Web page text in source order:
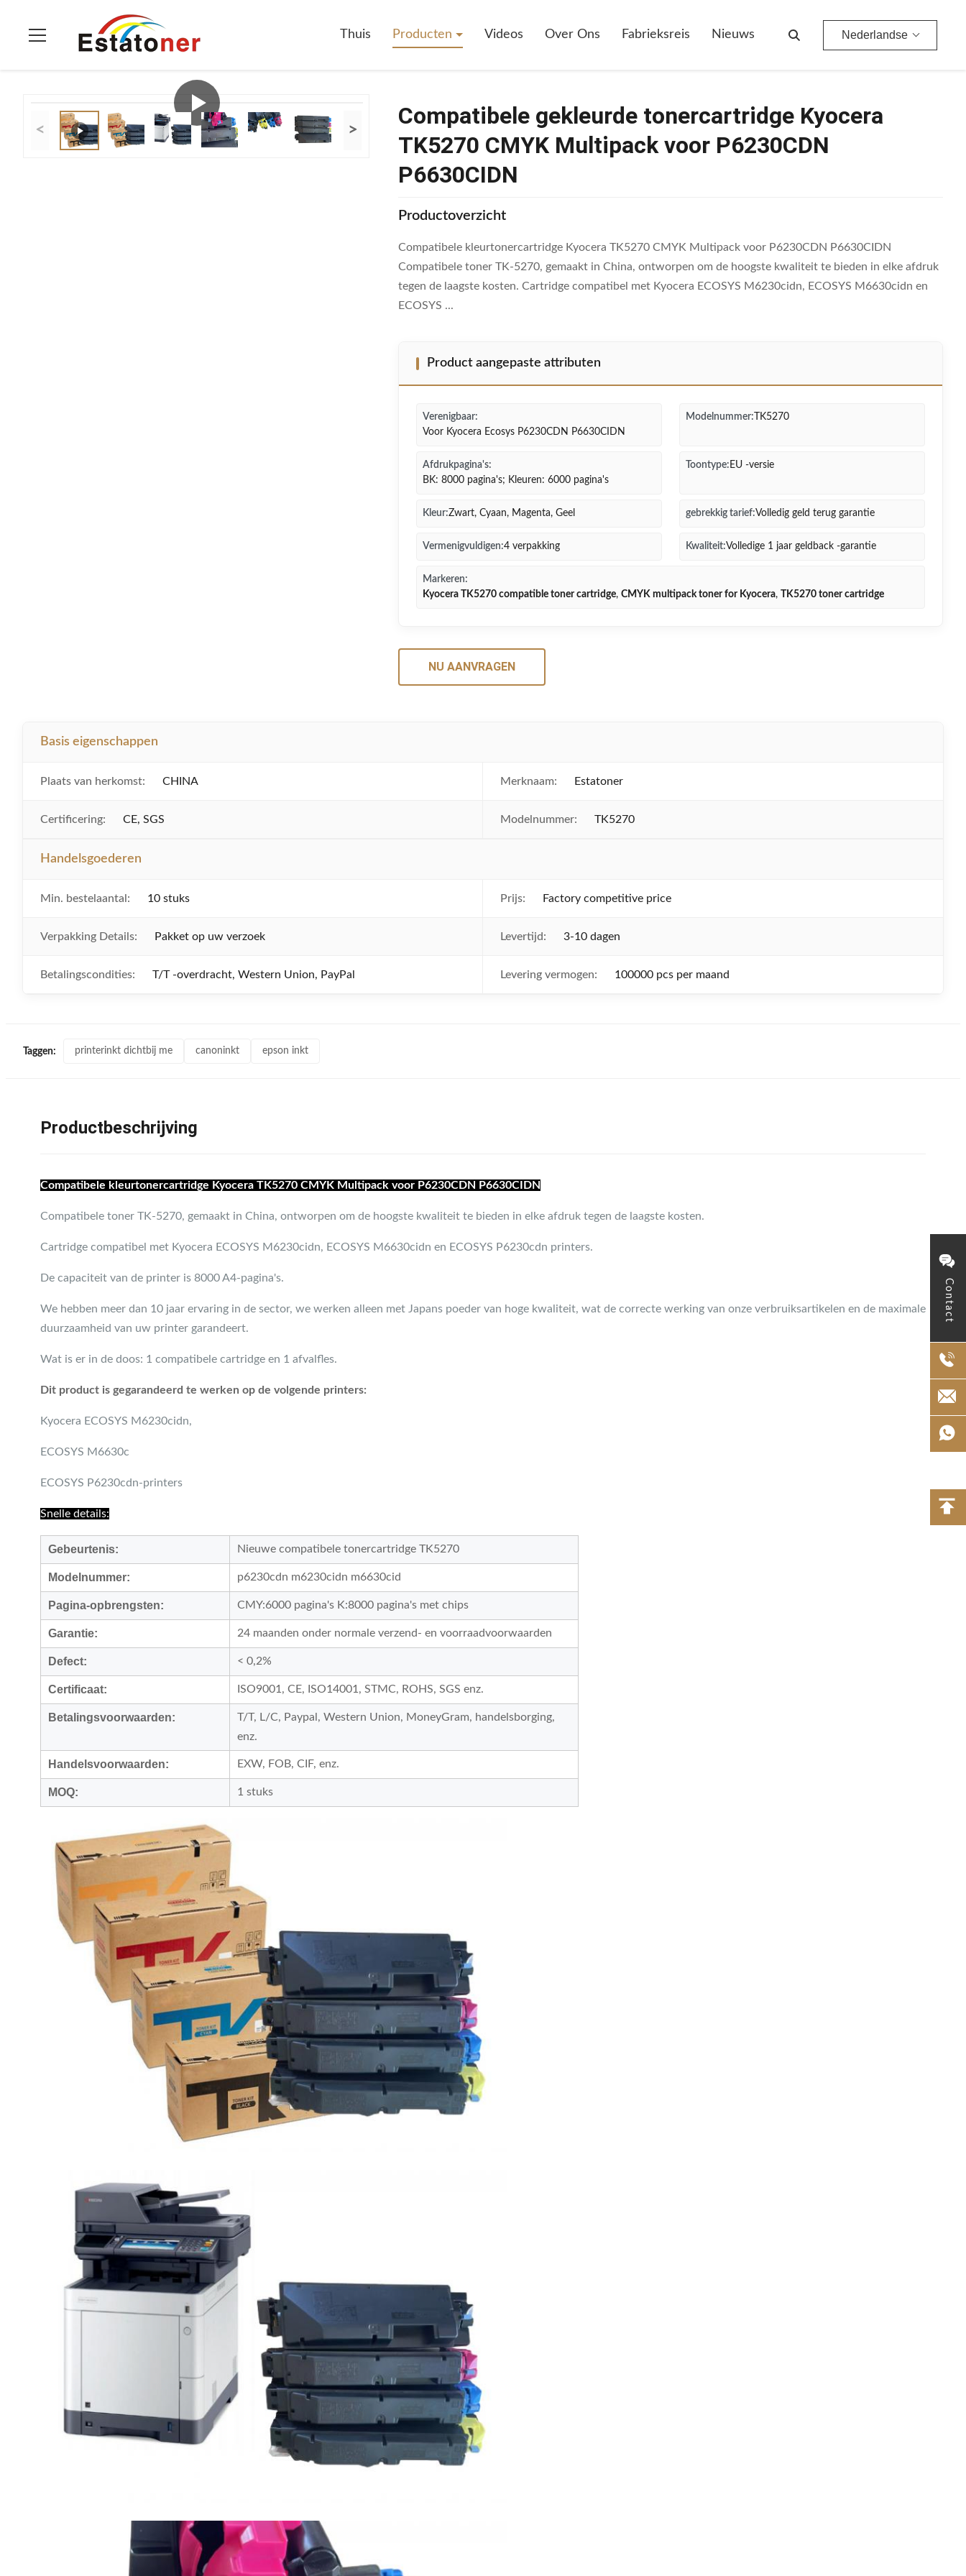
Contact
Thuis Producten Videos Over Ons Fabrieksreis Nieuws Nederlandse
Producten > Kopieerapparaattoner Patroon
< >
Compatibele gekleurde tonercartridge Kyocera
TK5270 CMYK Multipack voor P6230CDN
P6630CIDN
Productoverzicht
Compatibele kleurtonercartridge Kyocera TK5270 CMYK Multipack voor P6230CDN P6630CIDN
Compatibele toner TK-5270, gemaakt in China, ontworpen om de hoogste kwaliteit te bieden in elke afdruk
tegen de laagste kosten. Cartridge compatibel met Kyocera ECOSYS M6230cidn, ECOSYS M6630cidn en
ECOSYS ...
Product aangepaste attributen
Verenigbaar:
Voor Kyocera Ecosys P6230CDN P6630CIDN
Modelnummer: TK5270
Afdrukpagina's:
BK: 8000 pagina's; Kleuren: 6000 pagina's
Toontype: EU -versie
Kleur:Zwart, Cyaan, Magenta, Geel gebrekkig tarief:Volledig geld terug garantie
Vermenigvuldigen:4 verpakking Kwaliteit:Volledige 1 jaar geldback -garantie
Markeren:
Kyocera TK5270 compatible toner cartridge, CMYK multipack toner for Kyocera, TK5270 toner cartridge
NU AANVRAGEN
Basis eigenschappen
Plaats van herkomst: CHINA Merknaam: Estatoner
Certificering: CE, SGS Modelnummer: TK5270
Handelsgoederen
Min. bestelaantal: 10 stuks Prijs: Factory competitive price
Verpakking Details: Pakket op uw verzoek Levertijd: 3-10 dagen
Betalingscondities: T/T -overdracht, Western Union, PayPal Levering vermogen: 100000 pcs per maand
Taggen: printerinkt dichtbij me canoninkt epson inkt
Productbeschrijving
Compatibele kleurtonercartridge Kyocera TK5270 CMYK Multipack voor P6230CDN P6630CIDN
Compatibele toner TK-5270, gemaakt in China, ontworpen om de hoogste kwaliteit te bieden in elke afdruk tegen de laagste kosten.
Cartridge compatibel met Kyocera ECOSYS M6230cidn, ECOSYS M6630cidn en ECOSYS P6230cdn printers.
De capaciteit van de printer is 8000 A4-pagina's.
We hebben meer dan 10 jaar ervaring in de sector, we werken alleen met Japans poeder van hoge kwaliteit, wat de correcte werking van onze verbruiksartikelen en de maximale
duurzaamheid van uw printer garandeert.
Wat is er in de doos: 1 compatibele cartridge en 1 afvalfles.
Dit product is gegarandeerd te werken op de volgende printers:
Kyocera ECOSYS M6230cidn,
ECOSYS M6630c
ECOSYS P6230cdn-printers
Snelle details:
Gebeurtenis: Nieuwe compatibele tonercartridge TK5270
Modelnummer: p6230cdn m6230cidn m6630cid
Pagina-opbrengsten: CMY:6000 pagina's K:8000 pagina's met chips
Garantie: 24 maanden onder normale verzend- en voorraadvoorwaarden
Defect: < 0,2%
Certificaat: ISO9001, CE, ISO14001, STMC, ROHS, SGS enz.
Betalingsvoorwaarden:
T/T, L/C, Paypal, Western Union, MoneyGram, handelsborging,
enz.
Handelsvoorwaarden: EXW, FOB, CIF, enz.
MOQ: 1 stuks